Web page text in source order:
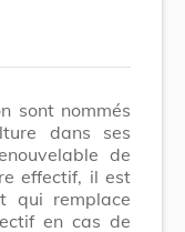
sont nommés
dans ses
de
effectif, il est
qui remplace
en cas de